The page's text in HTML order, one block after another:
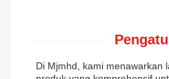
Di Mjmhd, kami menawarkan